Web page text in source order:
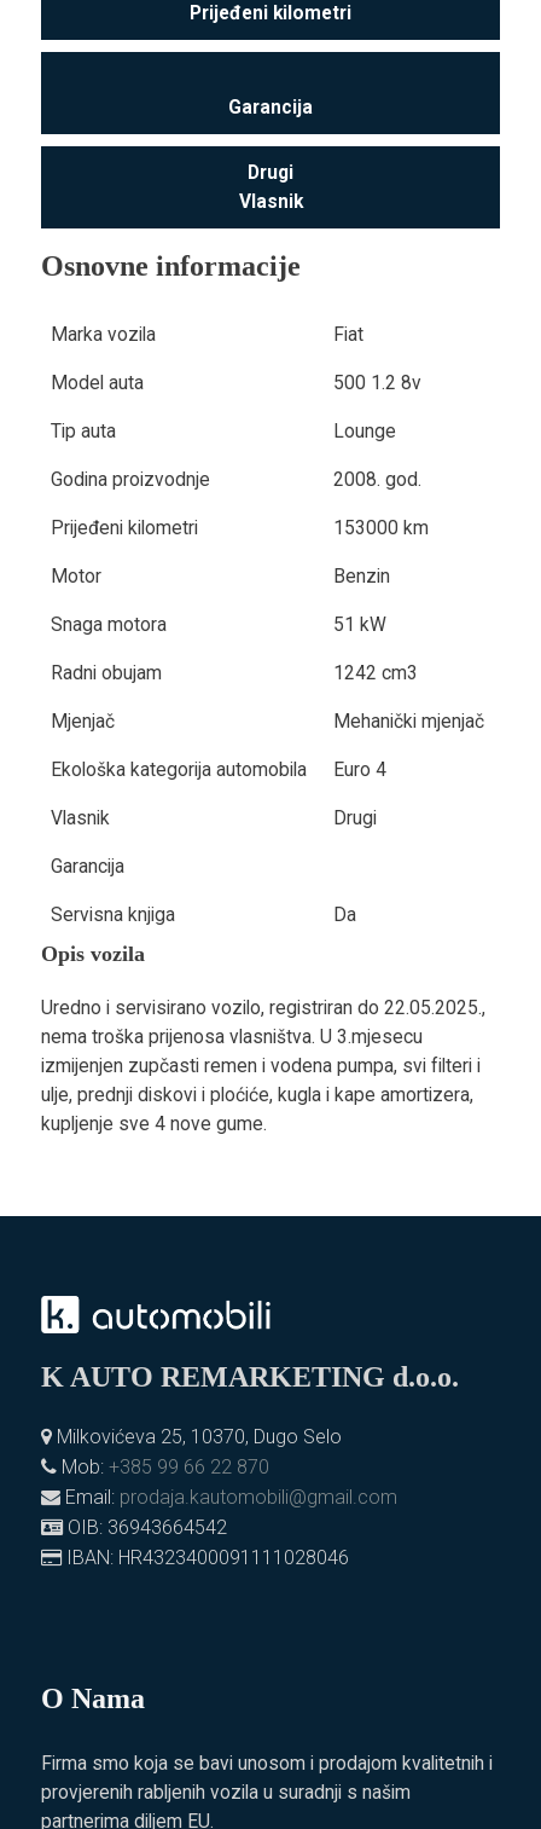
Prijeđeni kilometri
Garancija
Drugi
Vlasnik
Osnovne informacije
Marka vozila Fiat
Model auta 500 1.2 8v
Tip auta Lounge
Godina proizvodnje 2008. god.
Prijeđeni kilometri 153000 km
Motor Benzin
Snaga motora 51 kW
Radni obujam 1242 cm3
Mjenjač Mehanički mjenjač
Ekološka kategorija automobila Euro 4
Vlasnik Drugi
Garancija
Servisna knjiga Da
Opis vozila
Uredno i servisirano vozilo, registriran do 22.05.2025.,
nema troška prijenosa vlasništva. U 3.mjesecu
izmijenjen zupčasti remen i vodena pumpa, svi filteri i
ulje, prednji diskovi i ploćiće, kugla i kape amortizera,
kupljenje sve 4 nove gume.
K AUTO REMARKETING d.o.o.
Milkovićeva 25, 10370, Dugo Selo
Mob: +385 99 66 22 870
Email: prodaja.kautomobili@gmail.com
OIB: 36943664542
IBAN: HR4323400091111028046
O Nama
Firma smo koja se bavi unosom i prodajom kvalitetnih i
provjerenih rabljenih vozila u suradnji s našim
partnerima diljem EU.